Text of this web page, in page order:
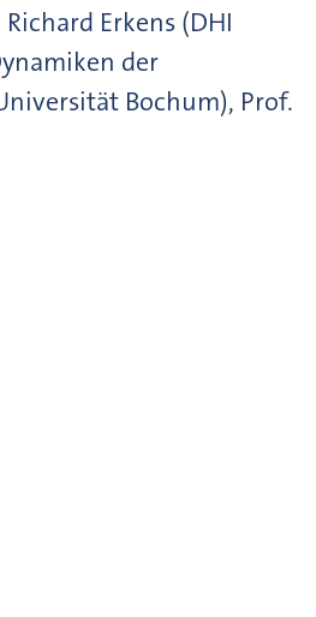
Erkens (DHI
der
Bochum), Prof.